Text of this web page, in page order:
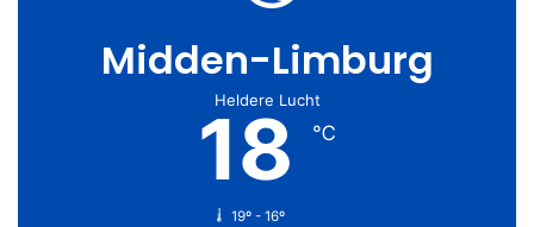
Midden-Limburg
Heldere Lucht
18 ℃
19º - 16º